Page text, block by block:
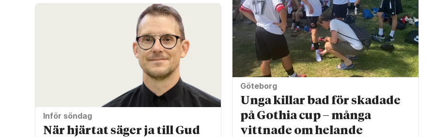
Inför söndag
När hjärtat säger ja till Gud
Göteborg
Unga killar bad för skadade
på Gothia cup – många
vittnade om helande